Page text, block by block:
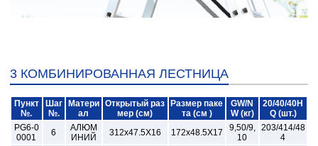
3 КОМБИНИРОВАННАЯ ЛЕСТНИЦА
Пункт
№.
Шаг
№.
Матери
ал
Открытый раз
мер (см)
Размер паке
та (см )
GW/N
W (кг)
20/40/40H
Q (шт.)
PG6-0
0001
6
АЛЮМ
ИНИЙ
312x47.5X16 172x48.5X17
9,50/9,
10
203/414/48
4